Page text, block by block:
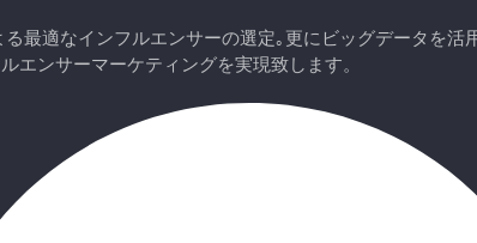
最適なインフルエンサーの選定｡更にビッグデータを活
エンサーマーケティングを実現致します。